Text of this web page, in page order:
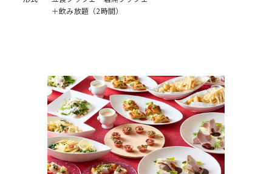
＋飲み放題（2時間）